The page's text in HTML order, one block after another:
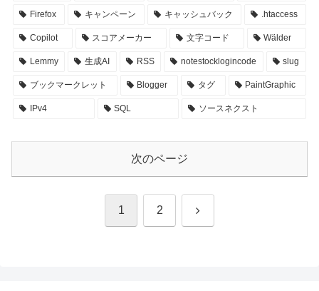
Firefox キャンペーン キャッシュバック .htaccess
Copilot スコアメーカー 文字コード Wälder
Lemmy 生成AI RSS notestocklogincode slug
ブックマークレット Blogger タグ PaintGraphic
IPv4 SQL ソースネクスト
次のページ
1 2 次